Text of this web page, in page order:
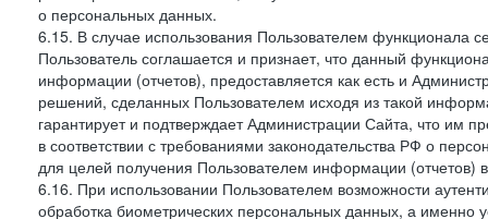
о персональных данных.
6.15. В случае использования Пользователем функционала
Пользователь соглашается и признает, что данный
информации (отчетов), предоставляется как есть и
решений, сделанных Пользователем исходя из такой
гарантирует и подтверждает Администрации Сайта, что им
в соответствии с требованиями законодательства РФ о
для целей получения Пользователем информации (отчетов)
6.16. При использовании Пользователем возможности
обработка биометрических персональных данных, а именно